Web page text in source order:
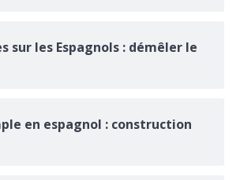
sur les Espagnols : démêler le
en espagnol : construction